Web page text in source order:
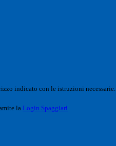
indicato con le istruzioni necessarie.
la Login Spaggiari